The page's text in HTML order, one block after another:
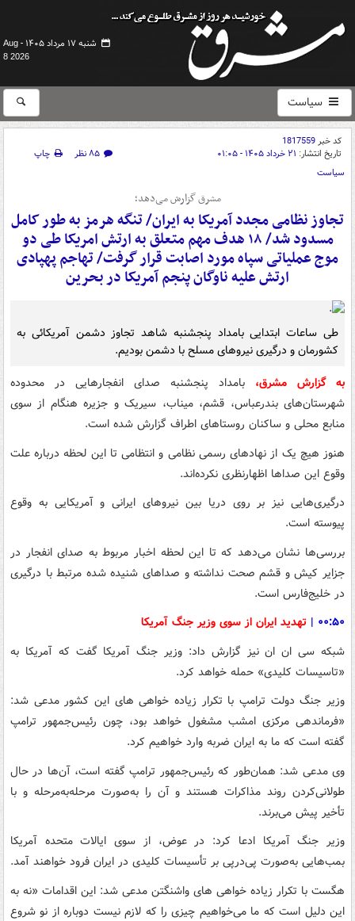
شنبه ۱۷ مرداد ۱۴۰۵ -
Aug
8 2026
سیاست
کد خبر1817559
تاریخ انتشار: ۲۱ خرداد ۱۴۰۵ - ۰۱:۰۵ ۸۵ نظر
چاپ
سیاست
مشرق گزارش می‌دهد؛
تجاوز نظامی مجدد آمریکا به ایران/ تنگه هرمز به طور کامل
مسدود شد/ ۱۸ هدف مهم متعلق به ارتش امریکا طی دو
موج عملیاتی سپاه مورد اصابت قرار گرفت/ تهاجم پهپادی
ارتش علیه ناوگان پنجم آمریکا در بحرین
طی ساعات ابتدایی بامداد پنجشنبه شاهد تجاوز دشمن آمریکائی به
کشورمان و درگیری نیروهای مسلح با دشمن بودیم.
به گزارش مشرق، بامداد پنجشنبه صدای انفجارهایی در محدوده
شهرستان‌های بندرعباس، قشم، میناب، سیریک و جزیره هنگام از سوی
منابع محلی و ساکنان روستاهای اطراف گزارش شده است.
هنوز هیچ‌ یک از نهادهای رسمی نظامی و انتظامی تا این لحظه درباره علت
وقوع این صداها اظهارنظری نکرده‌اند.
درگیری‌هایی نیز بر روی دریا بین نیروهای ایرانی و آمریکایی به وقوع
پیوسته است.
بررسی‌ها نشان می‌دهد که تا این لحظه اخبار مربوط به صدای انفجار در
جزایر کیش و قشم صحت نداشته و صداهای شنیده شده مرتبط با درگیری
در خلیج‌فارس است.
۰۰:۵۰ |
تهدید ایران از سوی وزیر جنگ آمریکا
شبکه سی ان ان نیز گزارش داد: وزیر جنگ آمریکا گفت که آمریکا به
«تاسیسات کلیدی» حمله خواهد کرد.
وزیر جنگ دولت ترامپ با تکرار زیاده خواهی های این کشور مدعی شد:
«فرماندهی مرکزی امشب مشغول خواهد بود، چون رئیس‌جمهور ترامپ
گفته است که ما به ایران ضربه وارد خواهیم کرد.
وی مدعی شد: همان‌طور که رئیس‌جمهور ترامپ گفته است، آن‌ها در حال
طولانی‌کردن روند مذاکرات هستند و آن را به‌صورت مرحله‌به‌مرحله و با
تأخیر پیش می‌برند.
وزیر جنگ آمریکا ادعا کرد: در عوض، از سوی ایالات متحده آمریکا
بمب‌هایی به‌صورت پی‌درپی بر تأسیسات کلیدی در ایران فرود خواهند آمد.
هگست با تکرار زیاده خواهی های واشنگتن مدعی شد: این اقدامات «نه به
این دلیل است که ما می‌خواهیم چیزی را که لازم نیست دوباره از نو شروع